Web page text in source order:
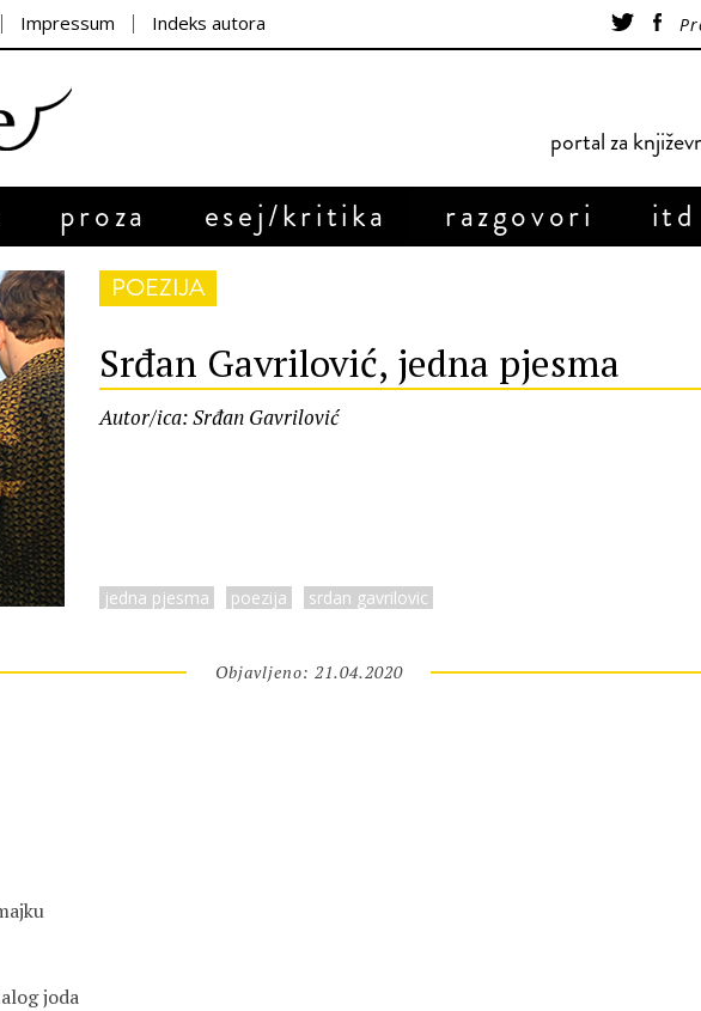
Impressum Indeks autora
portal za
proza esej/kritika razgovori itd
POEZIJA
Srđan Gavrilović, jedna pjesma
Autor/ica: Srđan Gavrilović
jedna pjesma poezija srdan gavrilovic
Objavljeno: 21.04.2020
joda